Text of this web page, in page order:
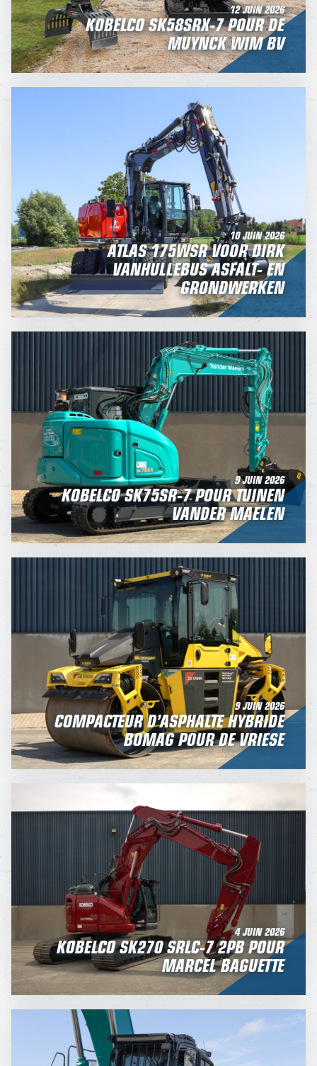
12 JUIN 2026
KOBELCO SK58SRX-7 POUR DE
MUYNCK WIM BV
10 JUIN 2026
ATLAS 175WSR VOOR DIRK
VANHULLEBUS ASFALT- EN
GRONDWERKEN
9 JUIN 2026
KOBELCO SK75SR-7 POUR TUINEN
VANDER MAELEN
9 JUIN 2026
COMPACTEUR D’ASPHALTE HYBRIDE
BOMAG POUR DE VRIESE
4 JUIN 2026
KOBELCO SK270 SRLC-7 2PB POUR
MARCEL BAGUETTE